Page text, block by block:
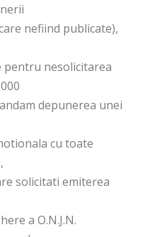
nefiind publicate),
pentru nesolicitarea
depunerea unei
cu toate
solicitati emiterea
a O.N.J.N.